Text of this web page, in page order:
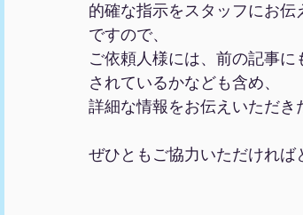
的確な指示をスタッフにお伝
ですので、
ご依頼人様には、前の記事
されているかなども含め、
詳細な情報をお伝えいただき
ぜひともご協力いただければ